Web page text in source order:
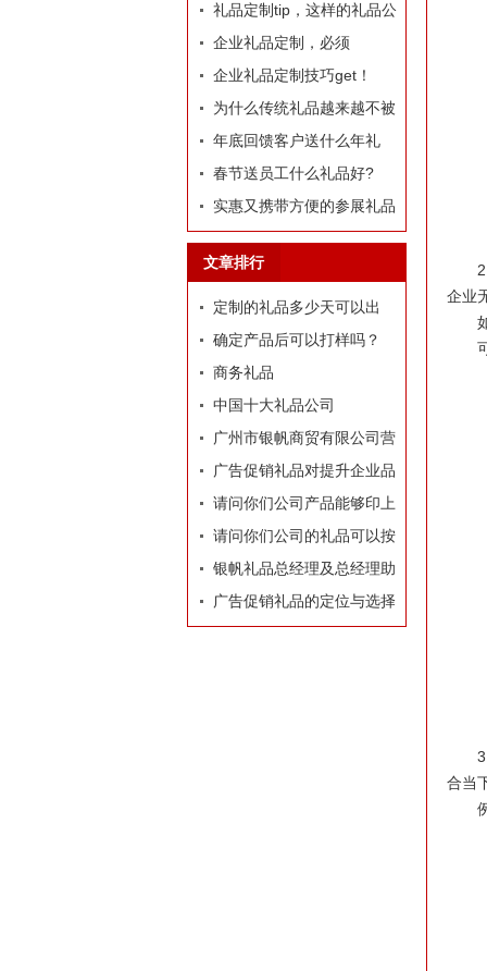
定制礼品？
礼品定制tip，这样的礼品公
司我才爱！
企业礼品定制，必须
有“里”、有“面”
企业礼品定制技巧get！
为什么传统礼品越来越不被
选择了
年底回馈客户送什么年礼
好?
春节送员工什么礼品好?
实惠又携带方便的参展礼品
文章排行
定制的礼品多少天可以出
货？
确定产品后可以打样吗？
商务礼品
中国十大礼品公司
广州市银帆商贸有限公司营
业执照
广告促销礼品对提升企业品
牌有着莫大的作用
请问你们公司产品能够印上
我们公司的LOGO和广告
吗？
请问你们公司的礼品可以按
照我们的要求和构思专门设
计订做吗？
银帆礼品总经理及总经理助
理名片
广告促销礼品的定位与选择
企业
合当